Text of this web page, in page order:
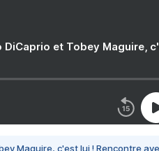
DiCaprio et Tobey Maguire,
Maguire, c'est lui ! Rencontre